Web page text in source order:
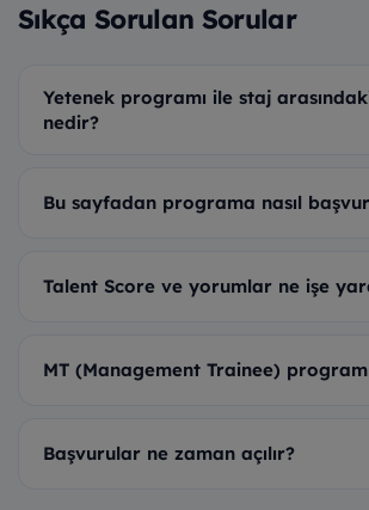
Sıkça Sorulan Sorular
Yetenek programı ile staj
nedir?
Bu sayfadan programa nasıl
Talent Score ve yorumlar ne işe
MT (Management Trainee)
Başvurular ne zaman açılır?